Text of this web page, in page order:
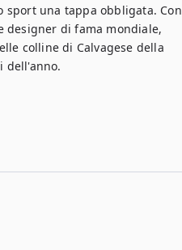
sport una tappa obbligata. Con
designer di fama mondiale,
colline di Calvagese della
dell'anno.